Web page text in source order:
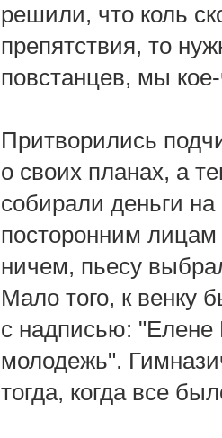
решили, что коль
препятствия, то
повстанцев, мы
Притворились
о своих планах, а
собирали деньги
посторонним лицам
ничем, пьесу
Мало того, к венку
с надписью:
молодежь".
тогда, когда все